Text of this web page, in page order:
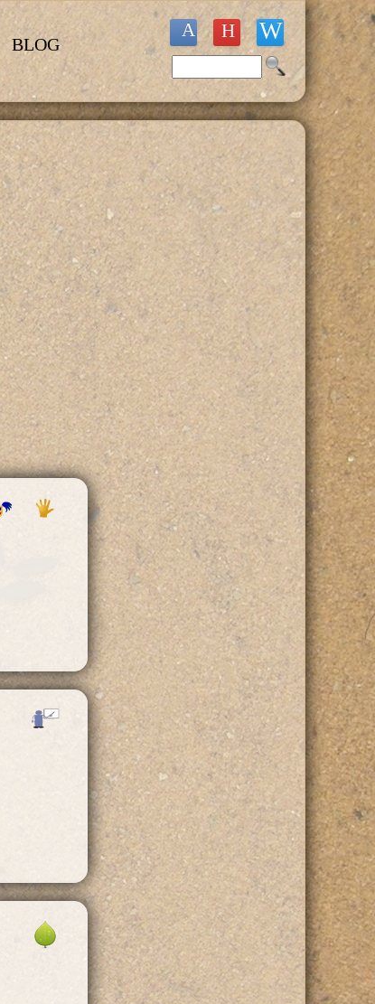
BLOG
Formulario de búsqueda